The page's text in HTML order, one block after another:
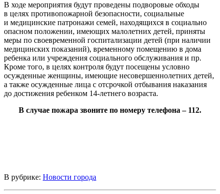
В ходе мероприятия будут проведены подворовые обходы
в целях противопожарной безопасности, социальные
и медицинские патронажи семей, находящихся в социально
опасном положении, имеющих малолетних детей, приняты
меры по своевременной госпитализации детей (при наличии
медицинских показаний), временному помещению в дома
ребенка или учреждения социального обслуживания и пр.
Кроме того, в целях контроля будут посещены условно
осужденные женщины, имеющие несовершеннолетних детей,
а также осужденные лица с отсрочкой отбывания наказания
до достижения ребенком 14-летнего возраста.
В случае пожара звоните по номеру телефона – 112.
В рубрике: Новости города